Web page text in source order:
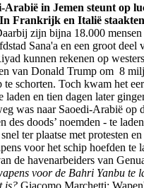
Arabië in Jemen steunt op
Frankrijk en Italië
zijn bijna 18.000
Sana'a en een groot
kunnen rekenen op
van Donald Trump om 8
schorten. Toch kwam het
en tien dagen later
was naar Saoedi-Arabië
doods’ noemden - te
ter plaatse met protesten
voor het schip hoefden
havenarbeiders van
voor de Bahri Yanbu
is? Giacomo Marchetti: